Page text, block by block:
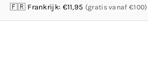
🇫🇷 Frankrijk: €11,95 (gratis vanaf €100)